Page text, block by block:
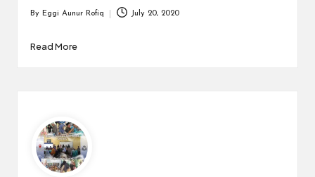
By Eggi Aunur Rofiq July 20, 2020
Read More